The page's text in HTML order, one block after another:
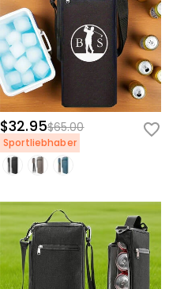
$32.95$65.00
Sportliebhaber